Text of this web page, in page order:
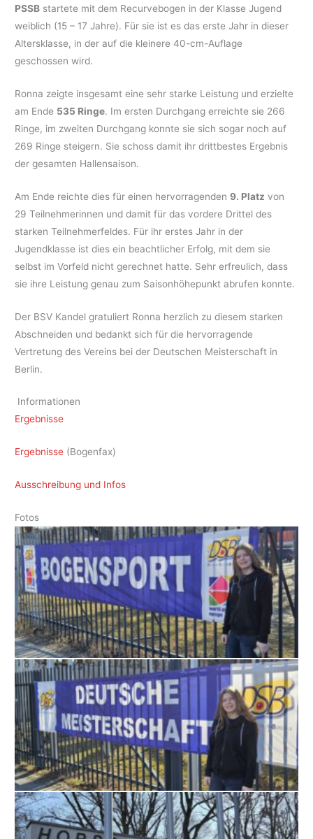
PSSB startete mit dem Recurvebogen in der Klasse Jugend
weiblich (15 – 17 Jahre). Für sie ist es das erste Jahr in dieser
Altersklasse, in der auf die kleinere 40-cm-Auflage
geschossen wird.
Ronna zeigte insgesamt eine sehr starke Leistung und erzielte
am Ende 535 Ringe. Im ersten Durchgang erreichte sie 266
Ringe, im zweiten Durchgang konnte sie sich sogar noch auf
269 Ringe steigern. Sie schoss damit ihr drittbestes Ergebnis
der gesamten Hallensaison.
Am Ende reichte dies für einen hervorragenden9. Platz von
29 Teilnehmerinnen und damit für das vordere Drittel des
starken Teilnehmerfeldes. Für ihr erstes Jahr in der
Jugendklasse ist dies ein beachtlicher Erfolg, mit dem sie
selbst im Vorfeld nicht gerechnet hatte. Sehr erfreulich, dass
sie ihre Leistung genau zum Saisonhöhepunkt abrufen konnte.
Der BSV Kandel gratuliert Ronna herzlich zu diesem starken
Abschneiden und bedankt sich für die hervorragende
Vertretung des Vereins bei der Deutschen Meisterschaft in
Berlin.
Informationen
Ergebnisse
Ergebnisse (Bogenfax)
Ausschreibung und Infos
Fotos